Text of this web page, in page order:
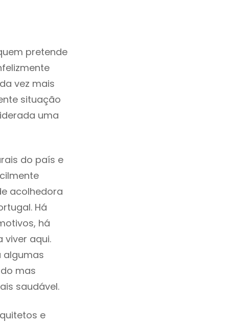
pretende
vez mais
situação
uma
do país e
acolhedora
Há
há
aqui.
algumas
mas
saudável.
e